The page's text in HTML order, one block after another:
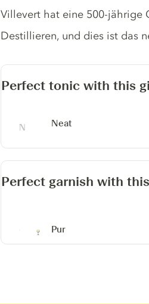
Villevert hat eine 500-jährige
Destillieren, und dies ist das
Perfect tonic with this
Neat
Perfect garnish with
Pur